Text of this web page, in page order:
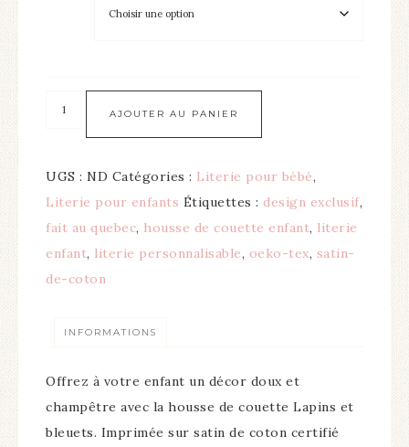
AJOUTER AU PANIER
UGS : ND Catégories : Literie pour bébé,
Literie pour enfants Étiquettes : design exclusif,
fait au quebec, housse de couette enfant, literie
enfant, literie personnalisable, oeko-tex, satin-
de-coton
INFORMATIONS
Offrez à votre enfant un décor doux et
champêtre avec la housse de couette Lapins et
bleuets. Imprimée sur satin de coton certifié